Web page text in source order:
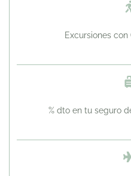
Excursiones con
% dto en tu seguro